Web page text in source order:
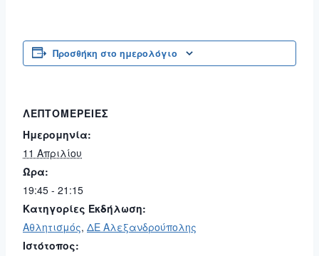
Προσθήκη στο ημερολόγιο
ΛΕΠΤΟΜΈΡΕΙΕΣ
Ημερομηνία:
11 Απριλίου
Ώρα:
19:45 - 21:15
Κατηγορίες Εκδήλωση:
Αθλητισμός, ΔΕ Αλεξανδρούπολης
Ιστότοπος: